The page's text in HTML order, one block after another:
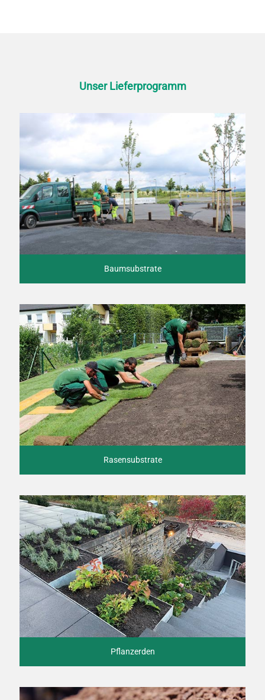
Unser Lieferprogramm
Baumsubstrate
Rasensubstrate
Pflanzerden